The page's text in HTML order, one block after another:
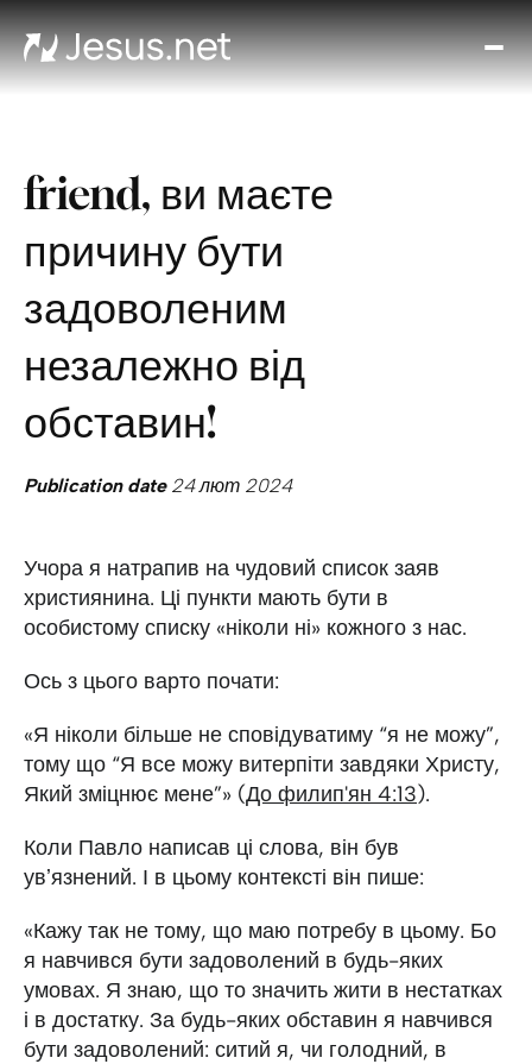
Хто
friend, ви маєте
причину бути
задоволеним
незалежно від
обставин!
Publication date24 лют 2024
Учора я натрапив на чудовий список заяв
християнина. Ці пункти мають бути в
особистому списку «ніколи ні» кожного з нас.
Ось з цього варто почати:
«Я ніколи більше не сповідуватиму “я не можу”,
тому що “Я все можу витерпіти завдяки Христу,
Який зміцнює мене”» (До филип'ян 4:13).
Коли Павло написав ці слова, він був
увʼязнений. І в цьому контексті він пише:
«Кажу так не тому, що маю потребу в цьому. Бо
я навчився бути задоволений в будь-яких
умовах. Я знаю, що то значить жити в нестатках
і в достатку. За будь-яких обставин я навчився
бути задоволений: ситий я, чи голодний, в